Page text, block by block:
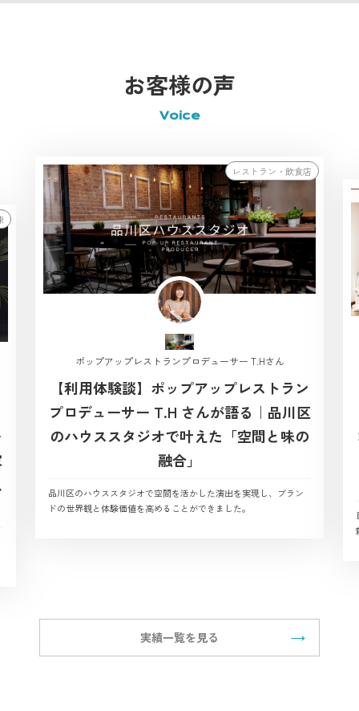
お客様の声
Voice
レストラン・飲食店
ポップアップレストランプロデューサー T.Hさん
【利用体験談】ポップアップレストラン
プロデューサー T.H さんが語る｜品川区
のハウススタジオで叶えた「空間と味の
融合」
品川区のハウススタジオで空間を活かした演出を実現し、ブラン
ドの世界観と体験価値を高めることができました。
実績一覧を見る